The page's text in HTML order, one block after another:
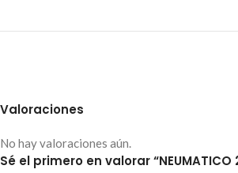
Valoraciones
No hay valoraciones aún.
Sé el primero en valorar “NEUMATICO